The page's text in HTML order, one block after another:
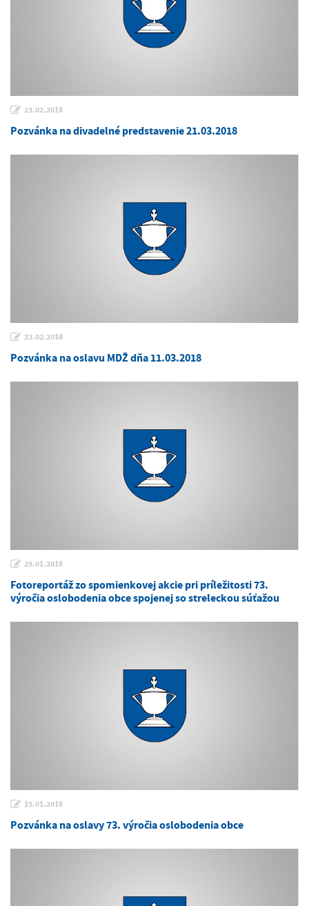
23.02.2018
Pozvánka na divadelné predstavenie 21.03.2018
23.02.2018
Pozvánka na oslavu MDŽ dňa 11.03.2018
29.01.2018
Fotoreportáž zo spomienkovej akcie pri príležitosti 73.
výročia oslobodenia obce spojenej so streleckou súťažou
15.01.2018
Pozvánka na oslavy 73. výročia oslobodenia obce